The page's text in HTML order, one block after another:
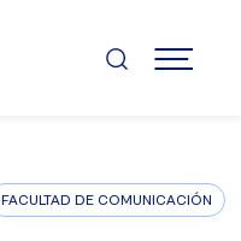
MENÚ
FACULTAD DE COMUNICACIÓN